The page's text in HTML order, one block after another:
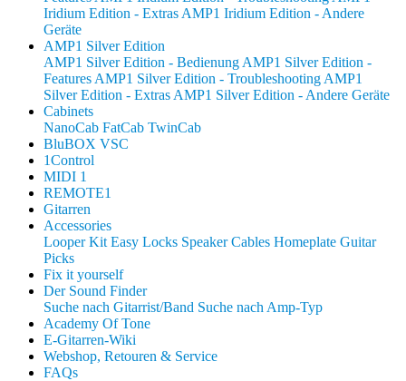
Iridium Edition - Extras AMP1 Iridium Edition - Andere
Geräte
AMP1 Silver Edition
AMP1 Silver Edition - Bedienung AMP1 Silver Edition -
Features AMP1 Silver Edition - Troubleshooting AMP1
Silver Edition - Extras AMP1 Silver Edition - Andere Geräte
Cabinets
NanoCab FatCab TwinCab
BluBOX VSC
1Control
MIDI 1
REMOTE1
Gitarren
Accessories
Looper Kit Easy Locks Speaker Cables Homeplate Guitar
Picks
Fix it yourself
Der Sound Finder
Suche nach Gitarrist/Band Suche nach Amp-Typ
Academy Of Tone
E-Gitarren-Wiki
Webshop, Retouren & Service
FAQs